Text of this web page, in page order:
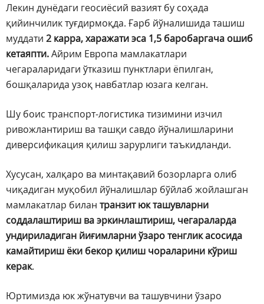
Лекин дунёдаги геосиёсий вазият бу соҳада
қийинчилик туғдирмоқда. Ғарб йўналишида ташиш
муддати 2 карра, харажати эса 1,5 баробаргача ошиб
кетаяпти.Айрим Европа мамлакатлари
чегараларидаги ўтказиш пунктлари ёпилган,
бошқаларида узоқ навбатлар юзага келган.
Шу боис транспорт-логистика тизимини изчил
ривожлантириш ва ташқи савдо йўналишларини
диверсификация қилиш зарурлиги таъкидланди.
Хусусан, халқаро ва минтақавий бозорларга олиб
чиқадиган муқобил йўналишлар бўйлаб жойлашган
мамлакатлар билан транзит юк ташувларни
соддалаштириш ва эркинлаштириш, чегараларда
ундириладиган йиғимларни ўзаро тенглик асосида
камайтириш ёки бекор қилиш чораларини кўриш
керак.
Юртимизда юк жўнатувчи ва ташувчини ўзаро